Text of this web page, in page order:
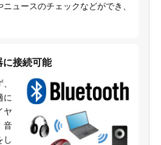
ュースのチェックなどができ、
接続可能
に
ヤ
音
し